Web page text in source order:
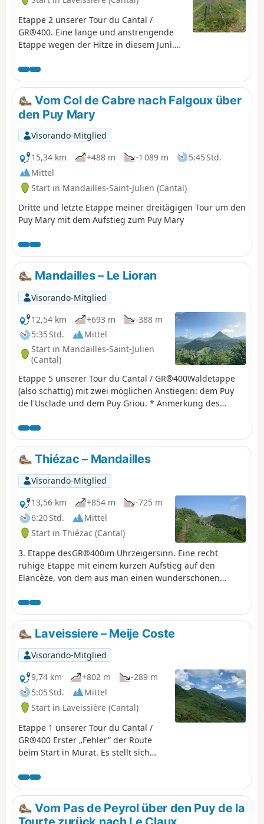
Etappe 2 unserer Tour du Cantal /
GR®400. Eine lange und anstrengende
Etappe wegen der Hitze in diesem Juni.
aufteilen. Sehr schöne Abschnitte,
insbesondere die Ankunft auf dem Kamm
vor dem Puy Mary, die Umgebung des
Puy de la Tourte usw. Schwierigere
Passagen: Passage der Brèche de
Rolland, das Plateau du Luchard und der
lange Abstieg zum Falgoux. Der Aufstieg
zum Puy Mary ist nicht obligatorisch.
Vom Col de Cabre nach Falgoux über
den Puy Mary
Visorando-Mitglied
15,34 km
+488 m -1 089 m
5:45 Std.
Mittel
Start in Mandailles-Saint-Julien (Cantal)
Dritte und letzte Etappe meiner dreitägigen Tour um den
Puy Mary mit dem Aufstieg zum Puy Mary
Mandailles – Le Lioran
Visorando-Mitglied
12,54 km
+693 m
-388 m
5:35 Std.
Mittel
Start in Mandailles-Saint-Julien
(Cantal)
Etappe 5 unserer Tour du Cantal / GR®400Waldetappe
(also schattig) mit zwei möglichen Anstiegen: dem Puy
de l'Usclade und dem Puy Griou. * Anmerkung des
der ursprünglichen Route des GR®400 zu folgen, die
einen großen Umweg zum Col de Pertus macht, der uns
uninteressant erscheint. Wir erreichen den Col de
Gliziou über die PR® (orange-grüne Markierungen), die
das Tal des Ruisseau du Luc hinaufführen.
Thiézac – Mandailles
Visorando-Mitglied
13,56 km
+854 m
-725 m
6:20 Std.
Mittel
Start in Thiézac (Cantal)
3. Etappe desGR®400im Uhrzeigersinn. Eine recht
ruhige Etappe mit einem kurzen Aufstieg auf den
Elancèze, von dem aus man einen wunderschönen
genießen kann.
Laveissiere – Meije Coste
Visorando-Mitglied
9,74 km
+802 m
-289 m
5:05 Std.
Mittel
Start in Laveissière (Cantal)
Etappe 1 unserer Tour du Cantal /
GR®400 Erster „Fehler” der Route
beim Start in Murat. Es stellt sich
aufgrund von Wegerechtsproblemen
geändert wurde (soweit wir
verstanden haben). Anstatt also von
Murat aus auf die Bergkämme zu
Vom Pas de Peyrol über den Puy de la